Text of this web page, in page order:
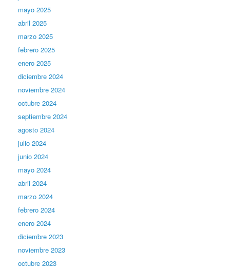
mayo 2025
abril 2025
marzo 2025
febrero 2025
enero 2025
diciembre 2024
noviembre 2024
octubre 2024
septiembre 2024
agosto 2024
julio 2024
junio 2024
mayo 2024
abril 2024
marzo 2024
febrero 2024
enero 2024
diciembre 2023
noviembre 2023
octubre 2023